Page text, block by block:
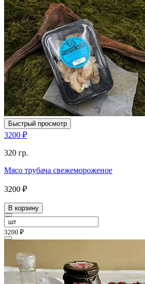
Быстрый просмотр
3200 ₽
320 гр.
Мясо трубача свежемороженое
3200 ₽
В корзину
3200 ₽